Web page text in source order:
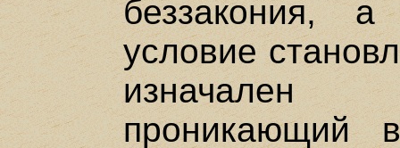
беззакония,
условие
изначален
проникающий